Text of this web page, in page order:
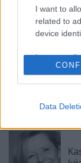
I want to
related to
device
I want to
Google for
I want to
related to
device
Data